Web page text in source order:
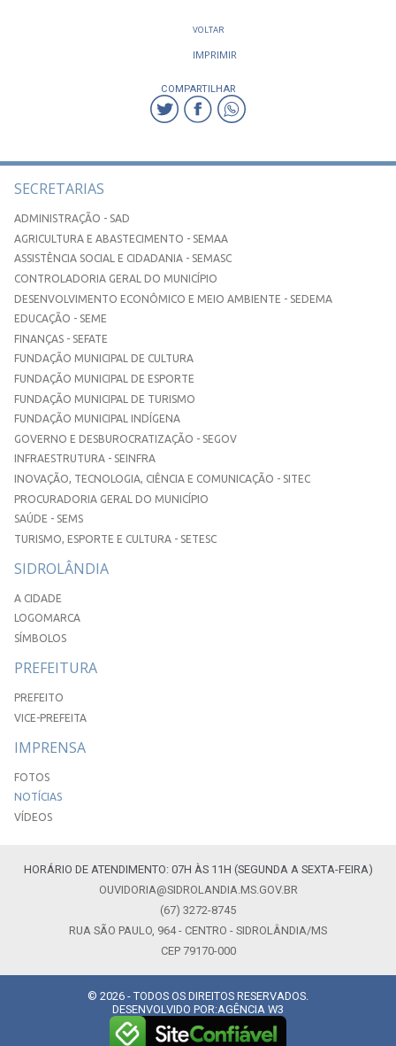
VOLTAR
IMPRIMIR
COMPARTILHAR
SECRETARIAS
ADMINISTRAÇÃO - SAD
AGRICULTURA E ABASTECIMENTO - SEMAA
ASSISTÊNCIA SOCIAL E CIDADANIA - SEMASC
CONTROLADORIA GERAL DO MUNICÍPIO
DESENVOLVIMENTO ECONÔMICO E MEIO AMBIENTE - SEDEMA
EDUCAÇÃO - SEME
FINANÇAS - SEFATE
FUNDAÇÃO MUNICIPAL DE CULTURA
FUNDAÇÃO MUNICIPAL DE ESPORTE
FUNDAÇÃO MUNICIPAL DE TURISMO
FUNDAÇÃO MUNICIPAL INDÍGENA
GOVERNO E DESBUROCRATIZAÇÃO - SEGOV
INFRAESTRUTURA - SEINFRA
INOVAÇÃO, TECNOLOGIA, CIÊNCIA E COMUNICAÇÃO - SITEC
PROCURADORIA GERAL DO MUNICÍPIO
SAÚDE - SEMS
TURISMO, ESPORTE E CULTURA - SETESC
SIDROLÂNDIA
A CIDADE
LOGOMARCA
SÍMBOLOS
PREFEITURA
PREFEITO
VICE-PREFEITA
IMPRENSA
FOTOS
NOTÍCIAS
VÍDEOS
HORÁRIO DE ATENDIMENTO: 07H ÀS 11H (SEGUNDA A SEXTA-FEIRA)
OUVIDORIA@SIDROLANDIA.MS.GOV.BR
(67) 3272-8745
RUA SÃO PAULO, 964 - CENTRO - SIDROLÂNDIA/MS
CEP 79170-000
© 2026 - TODOS OS DIREITOS RESERVADOS.
DESENVOLVIDO POR:AGÊNCIA W3